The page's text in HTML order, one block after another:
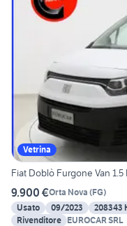
Vetrina
Fiat Doblò Furgone Van
9.900 €Orta Nova (FG)
Usato
09/2023 208343
Rivenditore EUROCAR SRL